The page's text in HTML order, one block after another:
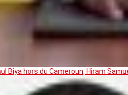
Biya hors du Cameroun, Hiram